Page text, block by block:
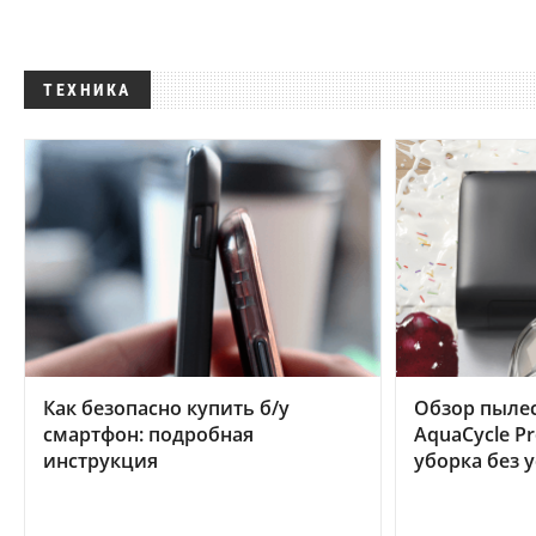
ТЕХНИКА
Как безопасно купить б/у
смартфон: подробная
инструкция
Обзор
AquaCycle
уборка без